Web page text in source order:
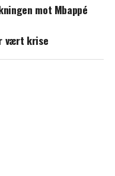
mot Mbappé
vært krise